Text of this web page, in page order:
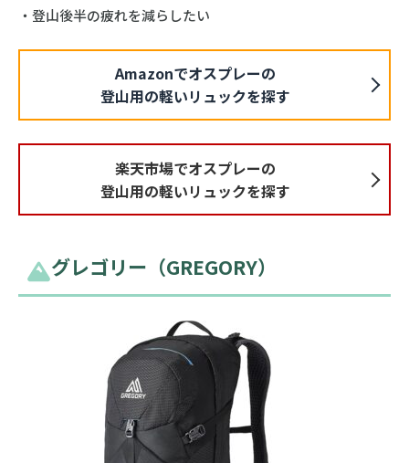
・登山後半の疲れを減らしたい
Amazonでオスプレーの
登山用の軽いリュックを探す
楽天市場でオスプレーの
登山用の軽いリュックを探す
グレゴリー（GREGORY）